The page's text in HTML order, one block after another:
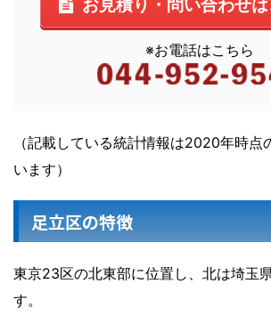
お見積り・問い合わせ
※お電話はこちら
（記載している統計情報は2020年時点
います）
足立区の特徴
東京23区の北東部に位置し、北は埼玉
す。